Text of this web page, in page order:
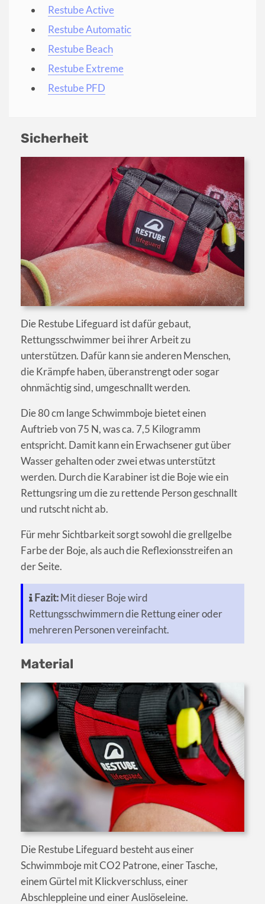
Restube Active
Restube Automatic
Restube Beach
Restube Extreme
Restube PFD
Sicherheit
Die Restube Lifeguard ist dafür gebaut,
Rettungsschwimmer bei ihrer Arbeit zu
unterstützen. Dafür kann sie anderen Menschen,
die Krämpfe haben, überanstrengt oder sogar
ohnmächtig sind, umgeschnallt werden.
Die 80 cm lange Schwimmboje bietet einen
Auftrieb von 75 N, was ca. 7,5 Kilogramm
entspricht. Damit kann ein Erwachsener gut über
Wasser gehalten oder zwei etwas unterstützt
werden. Durch die Karabiner ist die Boje wie ein
Rettungsring um die zu rettende Person geschnallt
und rutscht nicht ab.
Für mehr Sichtbarkeit sorgt sowohl die grellgelbe
Farbe der Boje, als auch die Reflexionsstreifen an
der Seite.
Fazit:Mit dieser Boje wird
Rettungsschwimmern die Rettung einer oder
mehreren Personen vereinfacht.
Material
Die Restube Lifeguard besteht aus einer
Schwimmboje mit CO2 Patrone, einer Tasche,
einem Gürtel mit Klickverschluss, einer
Abschleppleine und einer Auslöseleine.